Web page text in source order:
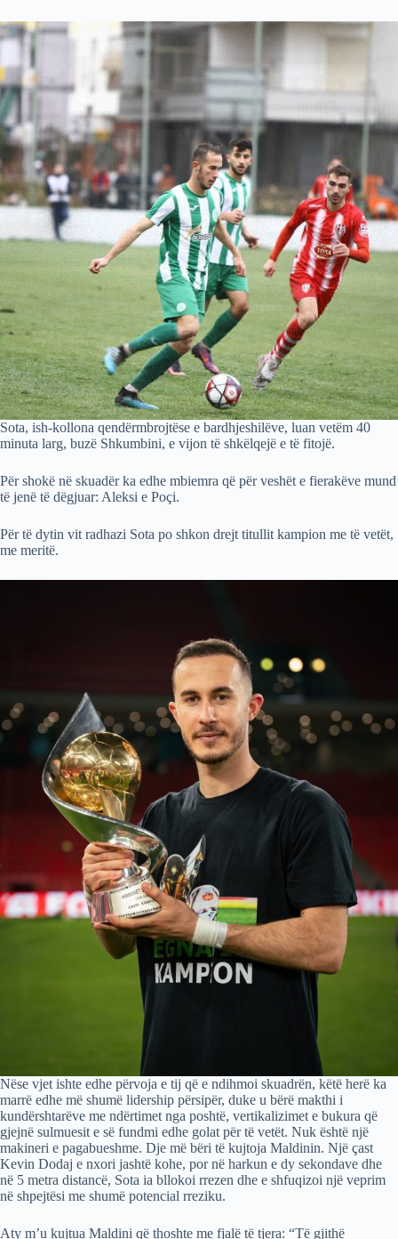
Sota, ish-kollona qendërmbrojtëse e bardhjeshilëve, luan vetëm 40
minuta larg, buzë Shkumbini, e vijon të shkëlqejë e të fitojë.
Për shokë në skuadër ka edhe mbiemra që për veshët e fierakëve mund
të jenë të dëgjuar: Aleksi e Poçi.
Për të dytin vit radhazi Sota po shkon drejt titullit kampion me të vetët,
me meritë.
Nëse vjet ishte edhe përvoja e tij që e ndihmoi skuadrën, këtë herë ka
marrë edhe më shumë lidership përsipër, duke u bërë makthi i
kundërshtarëve me ndërtimet nga poshtë, vertikalizimet e bukura që
gjejnë sulmuesit e së fundmi edhe golat për të vetët. Nuk është një
makineri e pagabueshme. Dje më bëri të kujtoja Maldinin. Një çast
Kevin Dodaj e nxori jashtë kohe, por në harkun e dy sekondave dhe
në 5 metra distancë, Sota ia bllokoi rrezen dhe e shfuqizoi një veprim
në shpejtësi me shumë potencial rreziku.
Aty m’u kujtua Maldini që thoshte me fjalë të tjera: “Të gjithë